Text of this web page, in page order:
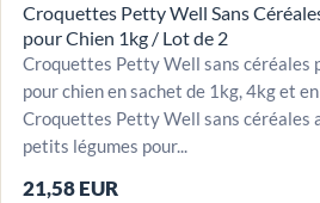
Croquettes Petty Well Sans
pour Chien 1kg / Lot de 2
Croquettes Petty Well sans céréales
pour chien en sachet de 1kg, 4kg et
Croquettes Petty Well sans céréales
petits légumes pour...
21,58 EUR